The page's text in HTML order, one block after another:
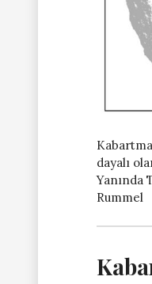
dayalı
Yanında
Rummel